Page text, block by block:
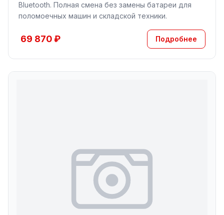
Bluetooth. Полная смена без замены батареи для
поломоечных машин и складской техники.
69 870 ₽ Подробнее